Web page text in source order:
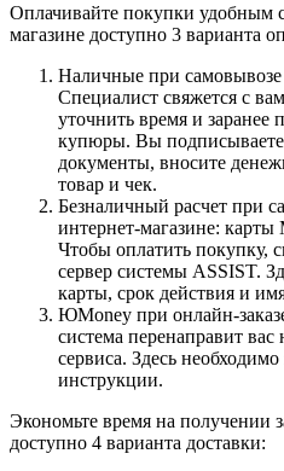
Оплачивайте покупки удобным
магазине доступно 3 варианта
Наличные при самовывозе
Специалист свяжется с
уточнить время и заранее
купюры. Вы подписываете
документы, вносите
товар и чек.
Безналичный расчет при
интернет-магазине:
Чтобы оплатить покупку,
сервер системы ASSIST.
карты, срок действия и
ЮMoney при онлайн-
система перенаправит
сервиса. Здесь
инструкции.
Экономьте время на получении
доступно 4 варианта доставки: